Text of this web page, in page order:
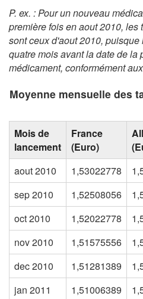
P. ex. : Pour un nouveau
première fois en aout 2010,
sont ceux d'aout 2010,
quatre mois avant la date de la
médicament, conformément
Moyenne mensuelle des
Mois de
lancement
France
(Euro)
aout 2010 1,53022778
sep 2010
1,52508056
oct 2010
1,52022778
nov 2010
1,51575556
dec 2010
1,51281389
jan 2011
1,51006389